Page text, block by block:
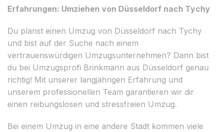
Erfahrungen: Umziehen von Düsseldorf nach Tychy
Du planst einen Umzug von Düsseldorf nach Tychy
und bist auf der Suche nach einem
vertrauenswürdigen Umzugsunternehmen? Dann bist
du bei Umzugsprofi Brinkmann aus Düsseldorf genau
richtig! Mit unserer langjährigen Erfahrung und
unserem professionellen Team garantieren wir dir
einen reibungslosen und stressfreien Umzug.
Bei einem Umzug in eine andere Stadt kommen viele